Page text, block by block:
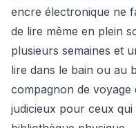
encre électronique ne
de lire même en plein
plusieurs semaines et
lire dans le bain ou au
compagnon de
judicieux pour ceux